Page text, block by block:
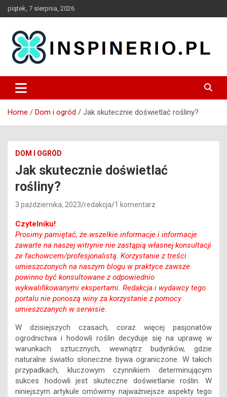
Skip
to
piątek, 7 sierpnia, 2026
Inspinerio
Home Dom i ogród Jak skutecznie doświetlać rośliny?
DOM I OGRÓD
Jak skutecznie doświetlać
rośliny?
3 października, 2023 redakcja 1 komentarz
Czytelniku!
Prosimy pamiętać, że wszelkie informacje i informacje
zawarte na naszej witrynie nie zastąpią własnej konsultacji
ze fachowcem/profesjonalistą. Korzystanie z treści
umieszczonych na naszym blogu w praktyce zawsze
powinno być konsultowane z odpowiednio
wykwalifikowanymi ekspertami. Redakcja i wydawcy tego
portalu nie ponoszą winy za korzystanie z pomocy
umieszczanych w serwisie.
W dzisiejszych czasach, coraz więcej pasjonatów
ogrodnictwa i hodowli roślin decyduje się na uprawę w
warunkach sztucznych, wewnątrz budynków, gdzie
naturalne światło słoneczne bywa ograniczone. W takich
przypadkach, kluczowym czynnikiem determinującym
sukces hodowli jest skuteczne doświetlanie roślin. W
niniejszym artykule omówimy najważniejsze aspekty tego